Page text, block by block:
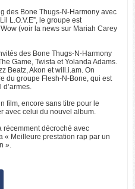
des Bone Thugs-N-Harmony avec
L.O.V.E”, le groupe est
(voir la news sur Mariah Carey
des Bone Thugs-N-Harmony
Game, Twista et Yolanda Adams.
Beatz, Akon et will.i.am. On
du groupe Flesh-N-Bone, qui est
film, encore sans titre pour le
avec celui du nouvel album.
récemment décroché avec
« Meilleure prestation rap par un
».